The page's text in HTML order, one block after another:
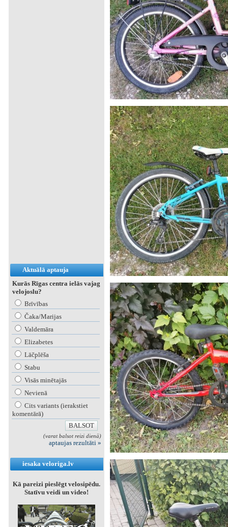
Aktuālā aptauja
Kurās Rīgas centra ielās vajag
velojoslu?
Brīvības
Čaka/Marijas
Valdemāra
Elizabetes
Lāčplēša
Stabu
Visās minētajās
Nevienā
Cits variants (ierakstiet
komentārā)
(varat balsot reizi dienā)
aptaujas rezultāti »
iesaka veloriga.lv
Kā pareizi pieslēgt velosipēdu.
Statīvu veidi un video!